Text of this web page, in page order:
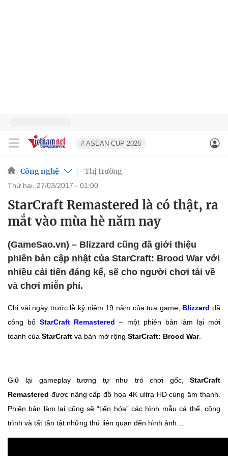
# ASEAN CUP 2026
Công nghệ Thị trường
thứ hai, 27/03/2017 - 01:00
StarCraft Remastered là có thật, ra
mắt vào mùa hè năm nay
(GameSao.vn) – Blizzard cũng đã giới thiệu
phiên bản cập nhật của StarCraft: Brood War với
nhiều cải tiến đáng kể, sẽ cho người chơi tải về
và chơi miễn phí.
Chỉ vài ngày trước lễ kỷ niệm 19 năm của tựa game, Blizzard đã
công bố StarCraft Remastered – một phiên bản làm lại mới
toanh của StarCraft và bản mở rộng StarCraft: Brood War.
Giữ lại gameplay tương tự như trò chơi gốc, StarCraft
Remastered được nâng cấp đồ họa 4K ultra HD cùng âm thanh.
Phiên bản làm lại cũng sẽ “tiến hóa” các hình mẫu cá thể, công
trình và tất tần tật những thứ liên quan đến hình ảnh…